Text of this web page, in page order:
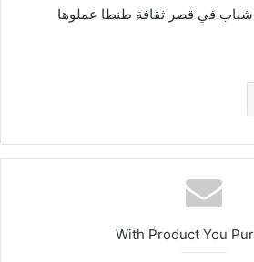
في قصر ثقافة طنطا عملوها
With Product You